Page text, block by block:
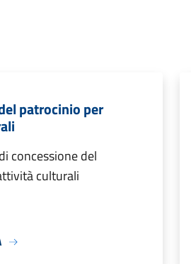
patrocinio per
concessione del
culturali